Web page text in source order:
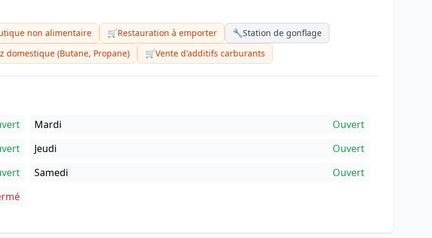
non alimentaire 🛒Restauration à emporter 🔧Station de gonflage
domestique (Butane, Propane) 🛒Vente d'additifs carburants
Mardi
Ouvert
Jeudi
Ouvert
Samedi
Ouvert